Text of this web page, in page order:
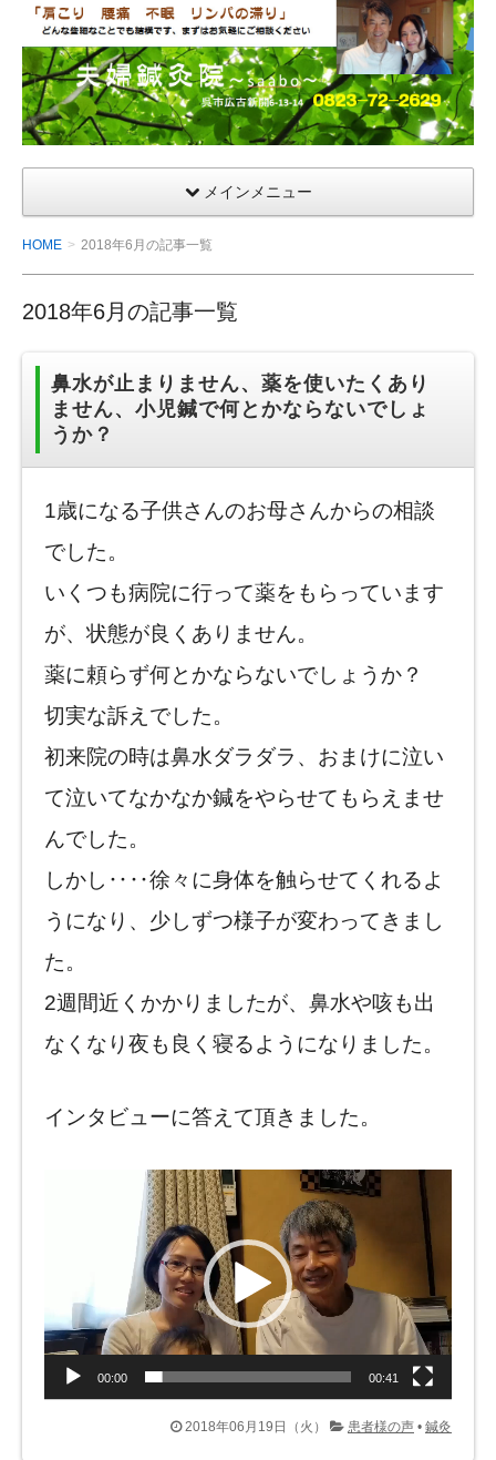
夫
婦
鍼
灸
院
メインメニュー
HOME 2018年6月の記事一覧
2018年6月の記事一覧
鼻水が止まりません、薬を使いたくあり
ません、小児鍼で何とかならないでしょ
うか？
1歳になる子供さんのお母さんからの相談
でした。
いくつも病院に行って薬をもらっています
が、状態が良くありません。
薬に頼らず何とかならないでしょうか？
切実な訴えでした。
初来院の時は鼻水ダラダラ、おまけに泣い
て泣いてなかなか鍼をやらせてもらえませ
んでした。
しかし‥‥徐々に身体を触らせてくれるよ
うになり、少しずつ様子が変わってきまし
た。
2週間近くかかりましたが、鼻水や咳も出
なくなり夜も良く寝るようになりました。
インタビューに答えて頂きました。
ヤ
ー
00:00 00:41
2018年06月19日（火） 患者様の声 • 鍼灸